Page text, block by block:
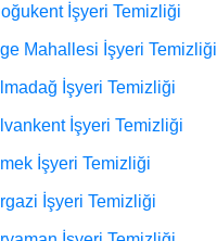
İşyeri Temizliği
Mahallesi İşyeri Temizliği
İşyeri Temizliği
İşyeri Temizliği
İşyeri Temizliği
İşyeri Temizliği